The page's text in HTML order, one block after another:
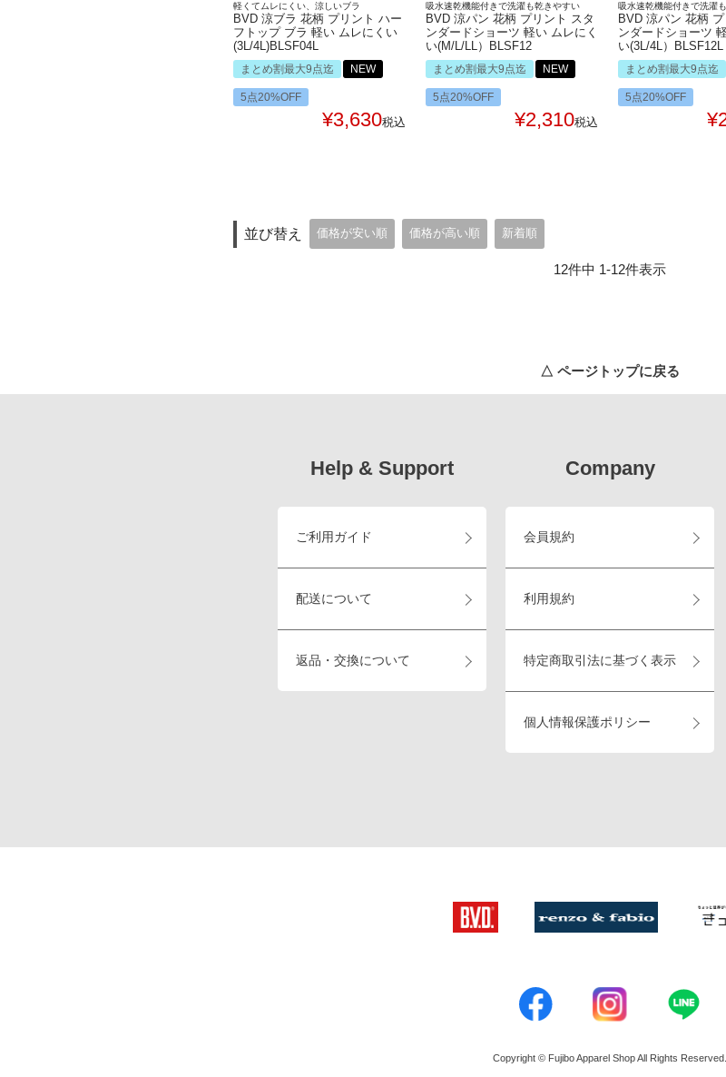
軽くてムレにくい、涼しいブラ
BVD 涼ブラ 花柄 プリント ハー
フトップ ブラ 軽い ムレにくい
(3L/4L)BLSF04L
まとめ割最大9点迄 NEW
5点20%OFF
¥3,630税込
吸水速乾機能付きで洗濯も乾きやすい
BVD 涼パン 花柄 プリント スタ
ンダードショーツ 軽い ムレにく
い(M/L/LL）BLSF12
まとめ割最大9点迄 NEW
5点20%OFF
¥2,310税込
吸水速乾機能付きで洗濯
BVD 涼パン 花柄
ンダードショーツ
い(3L/4L）BLSF12L
まとめ割最大9点迄
5点20%OFF
¥
並び替え 価格が安い順 価格が高い順 新着順
12件中 1-12件表示
△ ページトップに戻る
Help & Support
ご利用ガイド
配送について
返品・交換について
Company
会員規約
利用規約
特定商取引法に基づく表示
個人情報保護ポリシー
Copyright © Fujibo Apparel Shop All Rights Reserved.